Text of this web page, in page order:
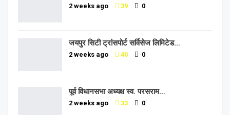
2 weeks ago 39 0
जयपुर सिटी ट्रांसपोर्ट सर्विसेज लिमिटेड…
2 weeks ago 40 0
पूर्व विधानसभा अध्यक्ष स्व. परसराम…
2 weeks ago 33 0